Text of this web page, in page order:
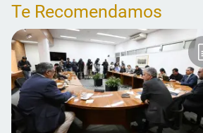
Te Recomendamos